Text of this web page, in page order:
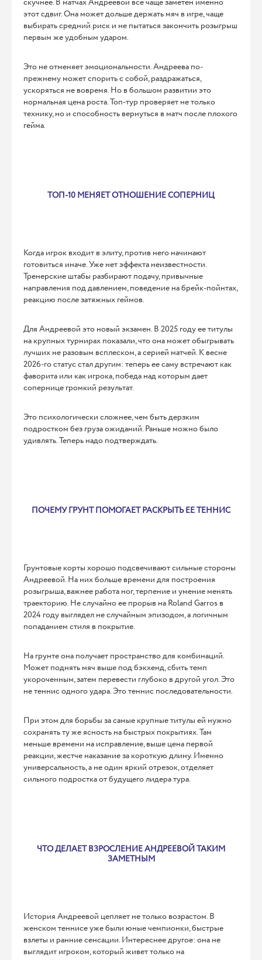
этот сдвиг. Она может дольше держать мяч в игре, чаще
выбирать средний риск и не пытаться закончить розыгрыш
первым же удобным ударом.
Это не отменяет эмоциональности. Андреева по-
прежнему может спорить с собой, раздражаться,
ускоряться не вовремя. Но в большом развитии это
нормальная цена роста. Топ-тур проверяет не только
технику, но и способность вернуться в матч после плохого
гейма.
ТОП-10 МЕНЯЕТ ОТНОШЕНИЕ СОПЕРНИЦ
Когда игрок входит в элиту, против него начинают
готовиться иначе. Уже нет эффекта неизвестности.
Тренерские штабы разбирают подачу, привычные
направления под давлением, поведение на брейк-пойнтах,
реакцию после затяжных геймов.
Для Андреевой это новый экзамен. В 2025 году ее титулы
на крупных турнирах показали, что она может обыгрывать
лучших не разовым всплеском, а серией матчей. К весне
2026-го статус стал другим: теперь ее саму встречают как
фаворита или как игрока, победа над которым дает
сопернице громкий результат.
Это психологически сложнее, чем быть дерзким
подростком без груза ожиданий. Раньше можно было
удивлять. Теперь надо подтверждать.
ПОЧЕМУ ГРУНТ ПОМОГАЕТ РАСКРЫТЬ ЕЕ ТЕННИС
Грунтовые корты хорошо подсвечивают сильные стороны
Андреевой. На них больше времени для построения
розыгрыша, важнее работа ног, терпение и умение менять
траекторию. Не случайно ее прорыв на Roland Garros в
2024 году выглядел не случайным эпизодом, а логичным
попаданием стиля в покрытие.
На грунте она получает пространство для комбинаций.
Может поднять мяч выше под бэкхенд, сбить темп
укороченным, затем перевести глубоко в другой угол. Это
не теннис одного удара. Это теннис последовательности.
При этом для борьбы за самые крупные титулы ей нужно
сохранять ту же ясность на быстрых покрытиях. Там
меньше времени на исправление, выше цена первой
реакции, жестче наказание за короткую длину. Именно
универсальность, а не один яркий отрезок, отделяет
сильного подростка от будущего лидера тура.
ЧТО ДЕЛАЕТ ВЗРОСЛЕНИЕ АНДРЕЕВОЙ ТАКИМ
ЗАМЕТНЫМ
История Андреевой цепляет не только возрастом. В
женском теннисе уже были юные чемпионки, быстрые
взлеты и ранние сенсации. Интереснее другое: она не
выглядит игроком, который живет только на